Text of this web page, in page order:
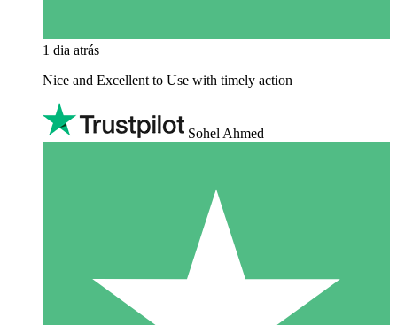
1 dia atrás
Nice and Excellent to Use with timely action
Sohel Ahmed